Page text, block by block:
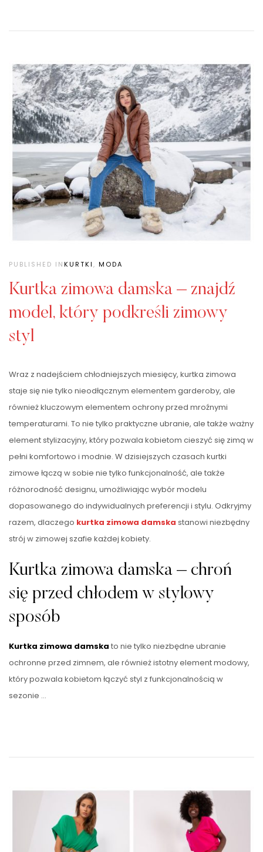
PUBLISHED INKURTKI, MODA
Kurtka zimowa damska – znajdź
model, który podkreśli zimowy
styl
Wraz z nadejściem chłodniejszych miesięcy, kurtka zimowa
staje się nie tylko nieodłącznym elementem garderoby, ale
również kluczowym elementem ochrony przed mroźnymi
temperaturami. To nie tylko praktyczne ubranie, ale także ważny
element stylizacyjny, który pozwala kobietom cieszyć się zimą w
pełni komfortowo i modnie. W dzisiejszych czasach kurtki
zimowe łączą w sobie nie tylko funkcjonalność, ale także
różnorodność designu, umożliwiając wybór modelu
dopasowanego do indywidualnych preferencji i stylu. Odkryjmy
razem, dlaczego kurtka zimowa damska stanowi niezbędny
strój w zimowej szafie każdej kobiety.
Kurtka zimowa damska – chroń
się przed chłodem w stylowy
sposób
Kurtka zimowa damska to nie tylko niezbędne ubranie
ochronne przed zimnem, ale również istotny element modowy,
który pozwala kobietom łączyć styl z funkcjonalnością w
sezonie …